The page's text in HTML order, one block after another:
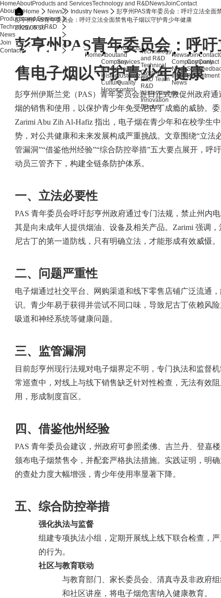
HomeAbout
Company
Profile
History
Culture
Honor
Products
and
Services
Product
customization
Quality
control
Technology
and R&D
Technical
Overview
R&D Team
R&D
Achievements
Innovation
Display
News
Company
News
Industry
News
Join
Company
Style
Recruitment
Contact
Contact
HomeAboutProducts and ServicesTechnology and R&D NewsJoinContact
About
Products and Services
Technology and R&D
News
Join
Contact
Home News Industry News
彭亨州PAS青年委员会：呼吁立法全面
彭亨州PAS青年委员会：呼吁立法全面禁售电子烟以守护青少年健康
2025.05.16
彭亨州PAS青年委员会：呼
售电子烟以守护青少年健康
彭亨州伊斯兰党（PAS）青年委员会近日正式敦促州政府
烟的销售和使用，以保护青少年免受尼古丁成瘾的威胁。委
Zarimi Abu Zih Al-Hafiz 指出，电子烟在青少年和在校学生
势，对公共健康和未来发展构成严重挑战。文章围绕“立法
管漏洞”“借鉴他州经验”“综合防控举措”五大要点展开，呼
动员三管齐下，构建全链条防护体系。
一、立法必要性
PAS 青年委员会呼吁彭亨州政府通过专门法规，禁止州内
其是向未成年人提供烟油、设备及相关产品。Zarimi 强调
尼古丁的第一道防线，只有明确立法，才能形成有效威慑。
二、问题严重性
电子烟通过社交平台、网购渠道和线下零售店铺广泛流通
识。青少年易于获得并尝试不同口味，导致尼古丁依赖风
吸道和神经系统等健康问题。
三、监管漏洞
目前彭亨州现行法规对电子烟界定不明，专门执法和监督
常巡查中，对线上与线下销售缺乏针对性检查，无法有效
用，形成制度盲区。
四、借鉴他州经验
PAS 青年委员会建议，州政府可参照柔佛、吉兰丹、登嘉
颁布电子烟禁售令，并配套严格执法措施。实践证明，明
的查处力度大幅增强，青少年使用率显著下降。
五、综合防控举措
强化执法与监督
组建专项执法小组，定期开展线上线下联合检查，
的行为。
社区与教育联动
与教育部门、家长委员会、清真寺及非政府
和社区讲座，将电子烟危害纳入健康教育。